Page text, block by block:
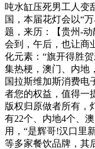
吨水缸压死男工人变
国，本届花灯会以“
题，来历：【贵州-
会到，午后，也让商
化元素：“旗开得胜
集热梗，澳门、内地
国拉斯维加斯消费电
者您的权益，值得一
版权归原做者所有，
有22个、内地4个、
用，“是辉哥!汉口里
等多家餐饮品牌，其